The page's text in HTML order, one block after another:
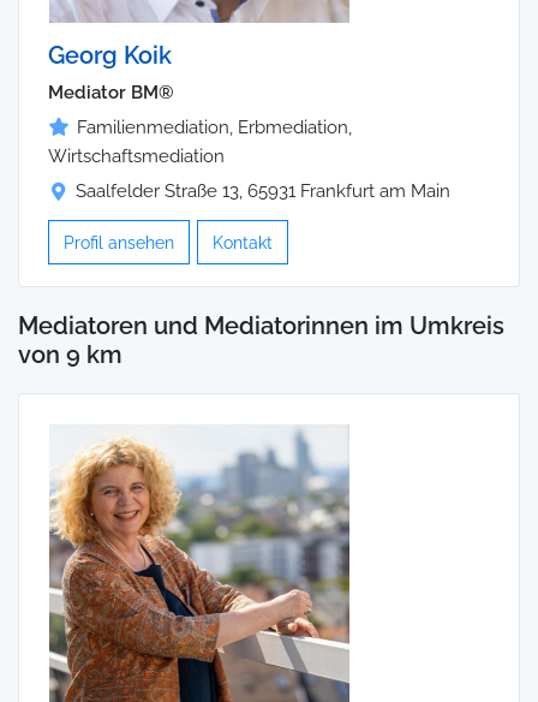
Georg Koik
Mediator BM®
Familienmediation, Erbmediation,
Wirtschaftsmediation
Saalfelder Straße 13, 65931 Frankfurt am Main
Profil ansehen Kontakt
Mediatoren und Mediatorinnen im Umkreis
von 9 km